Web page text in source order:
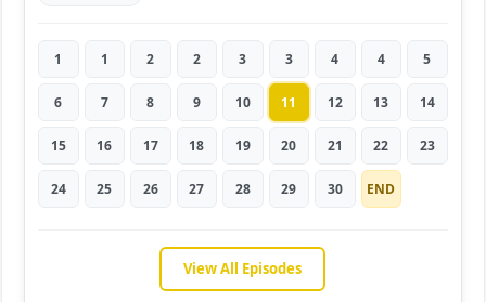
1 1 2 2 3 3 4 4 5
6 7 8 9 10 11 12 13 14
15 16 17 18 19 20 21 22 23
24 25 26 27 28 29 30 END
View All Episodes